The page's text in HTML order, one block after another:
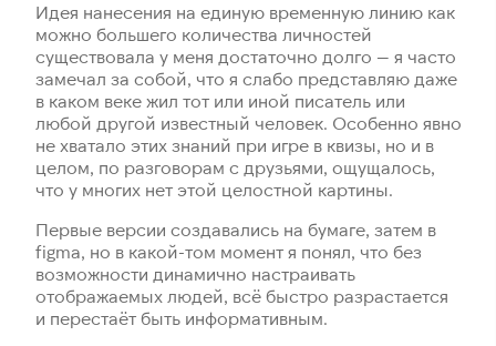
Идея нанесения на единую временную линию как
можно большего количества личностей
существовала у меня достаточно долго — я часто
замечал за собой, что я слабо представляю даже
в каком веке жил тот или иной писатель или
любой другой известный человек. Особенно явно
не хватало этих знаний при игре в квизы, но и в
целом, по разговорам с друзьями, ощущалось,
что у многих нет этой целостной картины.
Первые версии создавались на бумаге, затем в
figma, но в какой-том момент я понял, что без
возможности динамично настраивать
отображаемых людей, всё быстро разрастается
и перестаёт быть информативным.